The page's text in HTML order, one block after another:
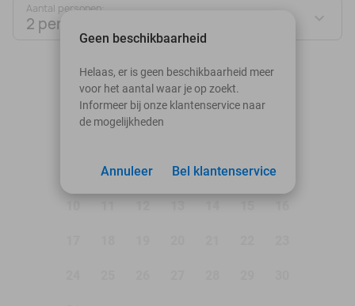
Aantal personen:
2 personen
augustus 2026
Ma
Di Wo Do Vr
4 5 6 7 8
Geen beschikbaarheid
Helaas, er is geen beschikbaarheid meer
voor het aantal waar je op zoekt.
Informeer bij onze klantenservice naar
de mogelijkheden
Bel klantenservice
Annuleer